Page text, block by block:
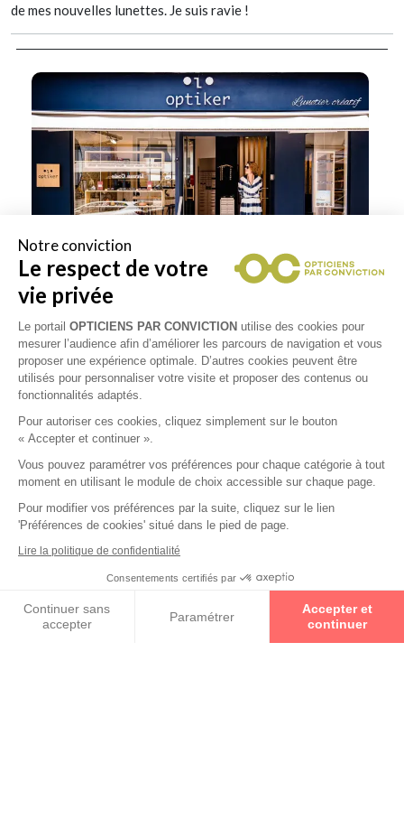
de mes nouvelles lunettes. Je suis ravie !
Collections
AMAURY
ANNE & VALENTIN
Notre conviction
Le respect de votre
vie privée
Le portail OPTICIENS PAR CONVICTION utilise des cookies pour
mesurer l’audience afin d’améliorer les parcours de navigation et vous
proposer une expérience optimale. D’autres cookies peuvent être
utilisés pour personnaliser votre visite et proposer des contenus ou
fonctionnalités adaptés.
Pour autoriser ces cookies, cliquez simplement sur le bouton
« Accepter et continuer ».
Vous pouvez paramétrer vos préférences pour chaque catégorie à tout
moment en utilisant le module de choix accessible sur chaque page.
Pour modifier vos préférences par la suite, cliquez sur le lien
'Préférences de cookies' situé dans le pied de page.
Lire la politique de confidentialité
Consentements certifiés par
Continuer sans
accepter
Paramétrer
Accepter et
continuer